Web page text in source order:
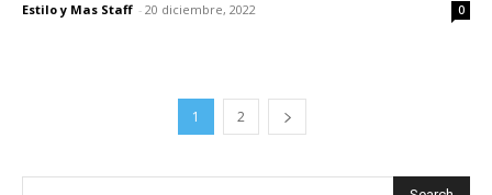
Estilo y Mas Staff - 20 diciembre, 2022 0
1 2